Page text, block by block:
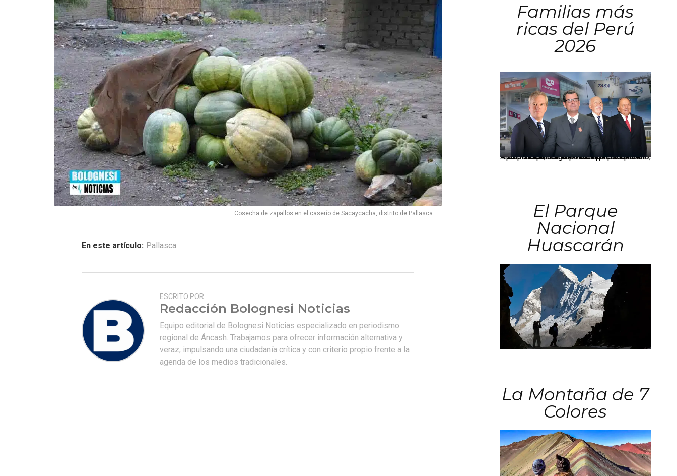
Cosecha de zapallos en el caserío de Sacaycacha, distrito de Pallasca.
En este artículo: Pallasca
ESCRITO POR:
Redacción Bolognesi Noticias
Equipo editorial de Bolognesi Noticias especializado en periodismo
regional de Áncash. Trabajamos para ofrecer información alternativa y
veraz, impulsando una ciudadanía crítica y con criterio propio frente a la
agenda de los medios tradicionales.
Familias más
ricas del Perú
2026
Los principales grupos empresariales del país mantienen una fuerte presencia en Áncash mediante inversiones en comercio, educación, salud e industria pesquera.
El Parque
Nacional
Huascarán
La Montaña de 7
Colores